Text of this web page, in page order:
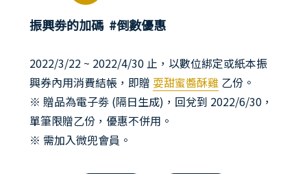
Menu
Location
微兜門市
Members
振興劵的加碼 #倒數優惠
2022/3/22 ~ 2022/4/30 止，以數位綁定或紙本振
興券內用消費結帳，即贈 耍甜蜜醬酥雞乙份。
※ 贈品為電子劵 (隔日生成)，回兌到 2022/6/30，
單筆限贈乙份，優惠不併用。
※ 需加入微兜會員。